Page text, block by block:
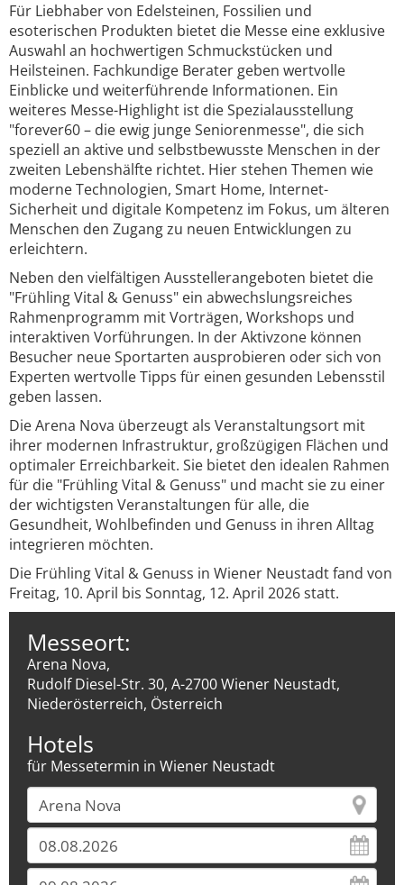
Für Liebhaber von Edelsteinen, Fossilien und
esoterischen Produkten bietet die Messe eine exklusive
Auswahl an hochwertigen Schmuckstücken und
Heilsteinen. Fachkundige Berater geben wertvolle
Einblicke und weiterführende Informationen. Ein
weiteres Messe-Highlight ist die Spezialausstellung
"forever60 – die ewig junge Seniorenmesse", die sich
speziell an aktive und selbstbewusste Menschen in der
zweiten Lebenshälfte richtet. Hier stehen Themen wie
moderne Technologien, Smart Home, Internet-
Sicherheit und digitale Kompetenz im Fokus, um älteren
Menschen den Zugang zu neuen Entwicklungen zu
erleichtern.
Neben den vielfältigen Ausstellerangeboten bietet die
"Frühling Vital & Genuss" ein abwechslungsreiches
Rahmenprogramm mit Vorträgen, Workshops und
interaktiven Vorführungen. In der Aktivzone können
Besucher neue Sportarten ausprobieren oder sich von
Experten wertvolle Tipps für einen gesunden Lebensstil
geben lassen.
Die Arena Nova überzeugt als Veranstaltungsort mit
ihrer modernen Infrastruktur, großzügigen Flächen und
optimaler Erreichbarkeit. Sie bietet den idealen Rahmen
für die "Frühling Vital & Genuss" und macht sie zu einer
der wichtigsten Veranstaltungen für alle, die
Gesundheit, Wohlbefinden und Genuss in ihren Alltag
integrieren möchten.
Die Frühling Vital & Genuss in Wiener Neustadt fand von
Freitag, 10. April bis Sonntag, 12. April 2026 statt.
Messeort:
Arena Nova,
Rudolf Diesel-Str. 30, A-2700 Wiener Neustadt,
Niederösterreich, Österreich
Hotels
für Messetermin in Wiener Neustadt